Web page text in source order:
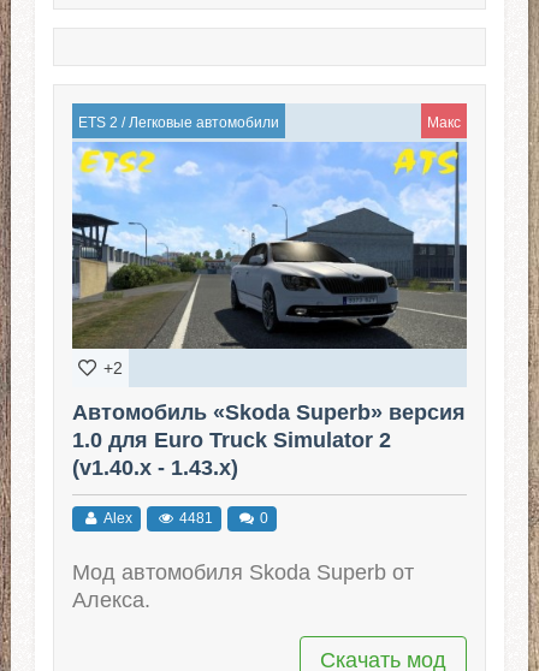
ETS 2 / Легковые автомобили Макс
+2
Автомобиль «Skoda Superb» версия
1.0 для Euro Truck Simulator 2
(v1.40.x - 1.43.x)
Alex 4481 0
Мод автомобиля Skoda Superb от
Алекса.
Скачать мод